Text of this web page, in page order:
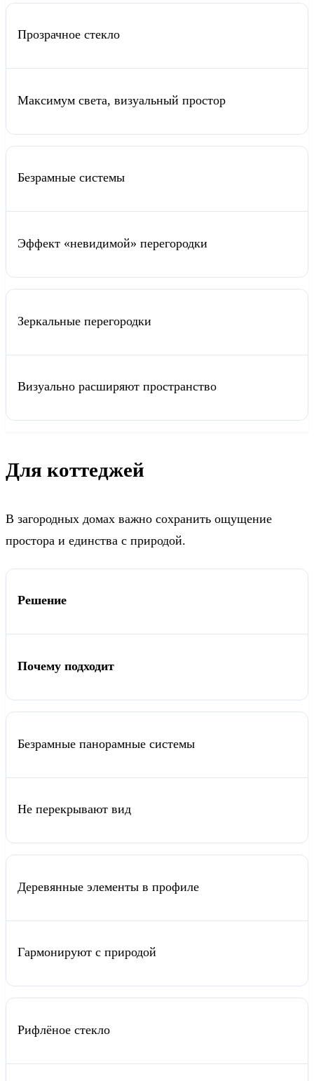
Прозрачное стекло
Максимум света, визуальный простор
Безрамные системы
Эффект «невидимой» перегородки
Зеркальные перегородки
Визуально расширяют пространство
Для коттеджей
В загородных домах важно сохранить ощущение
простора и единства с природой.
Решение
Почему подходит
Безрамные панорамные системы
Не перекрывают вид
Деревянные элементы в профиле
Гармонируют с природой
Рифлёное стекло